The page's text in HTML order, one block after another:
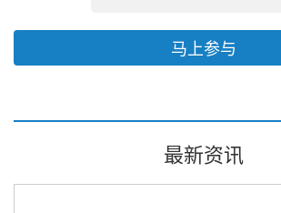
马上参与
最新资讯